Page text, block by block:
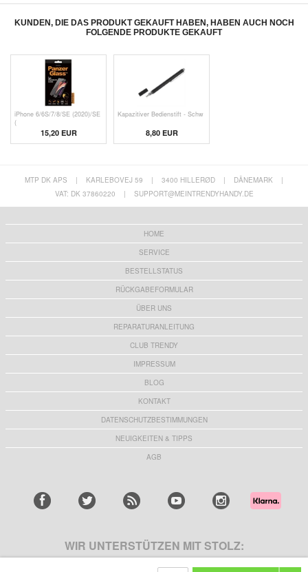
KUNDEN, DIE DAS PRODUKT GEKAUFT HABEN, HABEN AUCH NOCH
FOLGENDE PRODUKTE GEKAUFT
iPhone 6/6S/7/8/SE (2020)/SE
(
15,20 EUR
Kapazitiver Bedienstift - Schw
8,80 EUR
MTP DK APS | KARLEBOVEJ 59 | 3400 HILLERØD | DÄNEMARK
|
VAT: DK 37860220
| SUPPORT@MEINTRENDYHANDY.DE
HOME
SERVICE
BESTELLSTATUS
RÜCKGABEFORMULAR
ÜBER UNS
REPARATURANLEITUNG
CLUB TRENDY
IMPRESSUM
BLOG
KONTAKT
DATENSCHUTZBESTIMMUNGEN
NEUIGKEITEN & TIPPS
AGB
WIR UNTERSTÜTZEN MIT STOLZ: